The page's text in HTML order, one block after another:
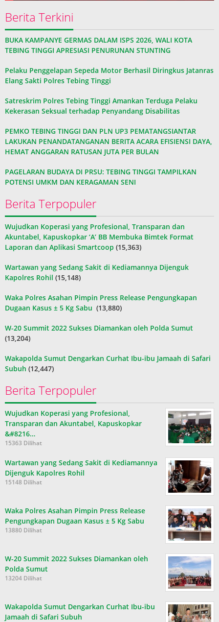
Berita Terkini
BUKA KAMPANYE GERMAS DALAM ISPS 2026, WALI KOTA
TEBING TINGGI APRESIASI PENURUNAN STUNTING
Pelaku Penggelapan Sepeda Motor Berhasil Diringkus Jatanras
Elang Sakti Polres Tebing Tinggi
Satreskrim Polres Tebing Tinggi Amankan Terduga Pelaku
Kekerasan Seksual terhadap Penyandang Disabilitas
PEMKO TEBING TINGGI DAN PLN UP3 PEMATANGSIANTAR
LAKUKAN PENANDATANGANAN BERITA ACARA EFISIENSI DAYA,
HEMAT ANGGARAN RATUSAN JUTA PER BULAN
PAGELARAN BUDAYA DI PRSU: TEBING TINGGI TAMPILKAN
POTENSI UMKM DAN KERAGAMAN SENI
Berita Terpopuler
Wujudkan Koperasi yang Profesional, Transparan dan
Akuntabel, Kapuskopkar ‘A’ BB Membuka Bimtek Format
Laporan dan Aplikasi Smartcoop (15,363)
Wartawan yang Sedang Sakit di Kediamannya Dijenguk
Kapolres Rohil (15,148)
Waka Polres Asahan Pimpin Press Release Pengungkapan
Dugaan Kasus ± 5 Kg Sabu (13,880)
W-20 Summit 2022 Sukses Diamankan oleh Polda Sumut
(13,204)
Wakapolda Sumut Dengarkan Curhat Ibu-ibu Jamaah di Safari
Subuh (12,447)
Berita Terpopuler
Wujudkan Koperasi yang Profesional,
Transparan dan Akuntabel, Kapuskopkar
&#8216…
15363 Dilihat
Wartawan yang Sedang Sakit di Kediamannya
Dijenguk Kapolres Rohil
15148 Dilihat
Waka Polres Asahan Pimpin Press Release
Pengungkapan Dugaan Kasus ± 5 Kg Sabu
13880 Dilihat
W-20 Summit 2022 Sukses Diamankan oleh
Polda Sumut
13204 Dilihat
Wakapolda Sumut Dengarkan Curhat Ibu-ibu
Jamaah di Safari Subuh